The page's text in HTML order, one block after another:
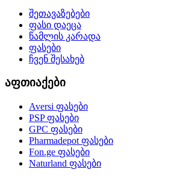
შეთავაზებები
ფასი დაეცა
წამლის კარადა
ფასები
ჩვენ შესახებ
აფთიაქები
Aversi ფასები
PSPფასები
GPC ფასები
Pharmadepot ფასები
Fon.ge ფასები
Naturland ფასები